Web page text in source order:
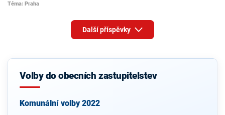
Téma: Praha
Další příspěvky
Volby do obecních zastupitelstev
Komunální volby 2022